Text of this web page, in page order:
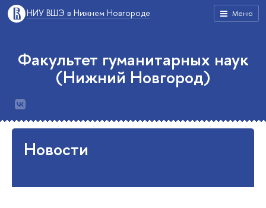
Меню
НИУ ВШЭ в Нижнем Новгороде
Факультет гуманитарных наук
(Нижний Новгород)
Новости